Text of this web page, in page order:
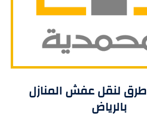
أفضل ٣ طرق لنقل عفش المنازل
بالرياض